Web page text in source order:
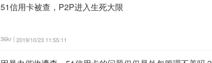
51信用卡被查，P2P进入生死大限
36kr | 2019/10/23 11:55:11